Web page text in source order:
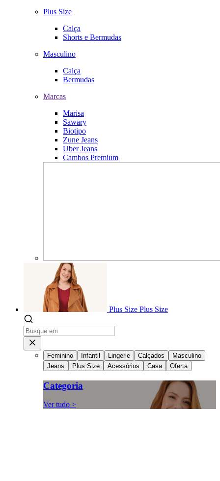
Plus Size
Calça
Shorts e Bermudas
Masculino
Calça
Bermudas
Marcas
Marisa
Sawary
Biotipo
Zune Jeans
Uber Jeans
Cambos Premium
Plus Size Plus Size
Feminino Infantil Lingerie Calçados
Masculino
Jeans
Plus Size Acessórios Casa Oferta
Categoria
Ver tudo >